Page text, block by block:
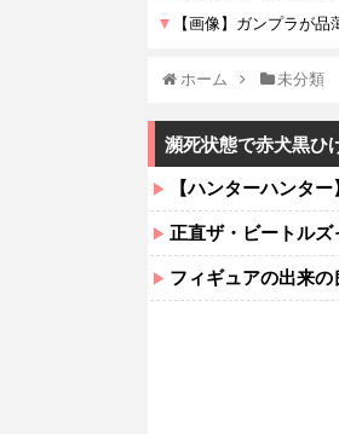
ホーム 未分類
瀕死状態で赤犬黒ひ
【ハンターハンタ
正直ザ・ビートルズ
フィギュアの出来